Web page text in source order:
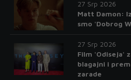
27 Srp 2026
Matt Damon:
smo 'Dobrog
27 Srp 2026
Film 'Odiseja'
blagajni i
zarade